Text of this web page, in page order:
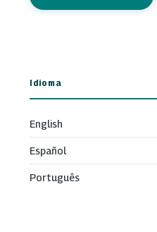
Idioma
English
Español
Português